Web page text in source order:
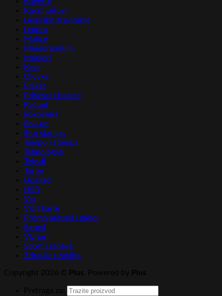
Kućni setovi
Lasersko graviranje
Lepota
Majice
Memorandum
Markeri
Kese
Olovke
Plakat
Privesci i trakice
Računi
Rokovnici
Roll-up
Sito štampa
Tampon štampa
Tehnologija
Tekstil
Torbe
Upaljači
USB
Vez
Vizit karte
Promo pultovi i panoi
Satovi
Vizitari
Sport i zabava
Zdravlje i zaštita